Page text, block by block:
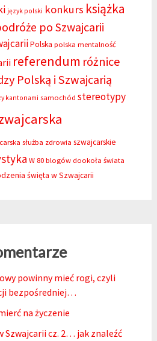
język polski konkurs książka
po Szwajcarii
Polska polska mentalność
referendum różnice
Polską i Szwajcarią
kantonami samochód stereotypy
służba zdrowia szwajcarskie
W 80 blogów dookoła świata
święta w Szwajcarii
powinny mieć rogi, czyli
bezpośredniej…
na życzenie
Szwajcarii cz. 2… jak znaleźć